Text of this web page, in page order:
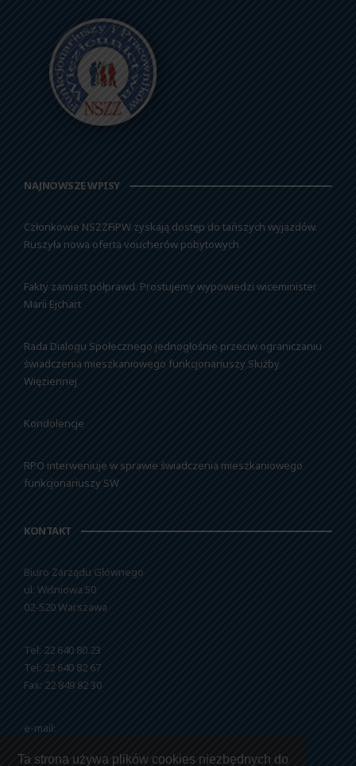
Ta strona używa plików cookies niezbędnych do
NAJNOWSZE WPISY
Członkowie NSZZFiPW zyskają dostęp do tańszych wyjazdów.
Ruszyła nowa oferta voucherów pobytowych
Fakty zamiast półprawd. Prostujemy wypowiedzi wiceminister
Marii Ejchart
Rada Dialogu Społecznego jednogłośnie przeciw ograniczaniu
świadczenia mieszkaniowego funkcjonariuszy Służby
Więziennej
Kondolencje
RPO interweniuje w sprawie świadczenia mieszkaniowego
funkcjonariuszy SW
KONTAKT
Biuro Zarządu Głównego
ul. Wiśniowa 50
02-520 Warszawa
Tel: 22 640 80 23
Tel: 22 640 82 67
Fax: 22 849 82 30
e-mail: